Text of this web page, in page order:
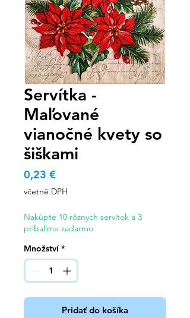
Servítka -
Maľované
vianočné kvety so
šiškami
0,23 €Cena
včetně DPH
Nakúpte 10 rôznych servítok a 3
pribalíme zadarmo
Množství *
Pridať do košíka